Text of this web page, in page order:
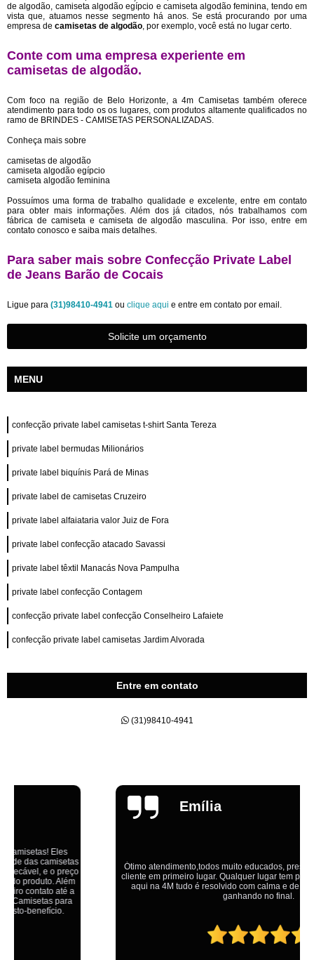
de algodão, camiseta algodão egípcio e camiseta algodão feminina, tendo em
vista que, atuamos nesse segmento há anos. Se está procurando por uma
empresa de camisetas de algodão, por exemplo, você está no lugar certo.
Conte com uma empresa experiente em
camisetas de algodão.
Com foco na região de Belo Horizonte, a 4m Camisetas também oferece
atendimento para todo os os lugares, com produtos altamente qualificados no
ramo de BRINDES - CAMISETAS PERSONALIZADAS.
Conheça mais sobre
camisetas de algodão
camiseta algodão egípcio
camiseta algodão feminina
Possuímos uma forma de trabalho qualidade e excelente, entre em contato
para obter mais informações. Além dos já citados, nós trabalhamos com
fábrica de camiseta e camiseta de algodão masculina. Por isso, entre em
contato conosco e saiba mais detalhes.
Para saber mais sobre Confecção Private Label
de Jeans Barão de Cocais
Ligue para (31)98410-4941 ou clique aqui e entre em contato por email.
Solicite um orçamento
MENU
confecção private label camisetas t-shirt Santa Tereza
private label bermudas Milionários
private label biquínis Pará de Minas
private label de camisetas Cruzeiro
private label alfaiataria valor Juiz de Fora
private label confecção atacado Savassi
private label têxtil Manacás Nova Pampulha
private label confecção Contagem
confecção private label confecção Conselheiro Lafaiete
confecção private label camisetas Jardim Alvorada
Entre em contato
(31)98410-4941
Ótimo atendimento,todos muito educados, prestativos e que colocam o
cliente em primeiro lugar. Qualquer lugar tem problemas,isso é fato, mas
aqui na 4M tudo é resolvido com calma e de forma que todos saem